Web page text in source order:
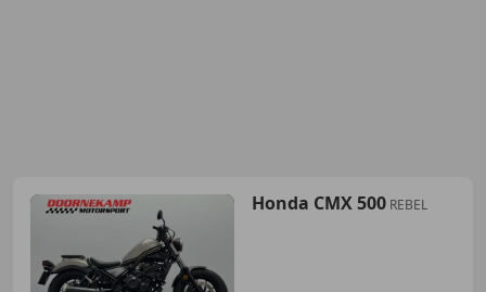
Honda CMX 500 REBEL